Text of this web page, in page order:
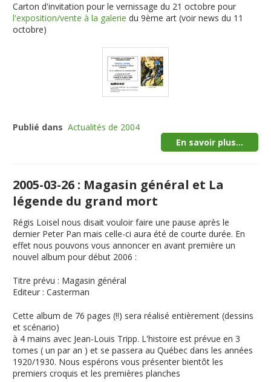
Carton d'invitation pour le vernissage du 21 octobre pour
l'exposition/vente à la galeriedu 9ème art (voir news du 11
octobre)
Publié dans Actualités de 2004
En savoir plus...
2005-03-26 : Magasin général et La
légende du grand mort
Régis Loisel nous disait vouloir faire une pause après le
dernier Peter Pan mais celle-ci aura été de courte durée. En
effet nous pouvons vous annoncer en avant première un
nouvel album pour début 2006 :
Titre prévu : Magasin général
Editeur : Casterman
Cette album de 76 pages (!!) sera réalisé entièrement (dessins
et scénario)
à 4 mains avec Jean-Louis Tripp. L'histoire est prévue en 3
tomes ( un par an ) et se passera au Québec dans les années
1920/1930. Nous espérons vous présenter bientôt les
premiers croquis et les premières planches